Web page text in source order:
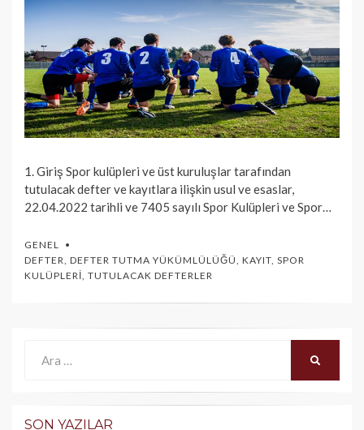
1. Giriş Spor kulüpleri ve üst kuruluşlar tarafından
tutulacak defter ve kayıtlara ilişkin usul ve esaslar,
22.04.2022 tarihli ve 7405 sayılı Spor Kulüpleri ve Spor…
GENEL
DEFTER, DEFTER TUTMA YÜKÜMLÜLÜĞÜ, KAYIT, SPOR
KULÜPLERI, TUTULACAK DEFTERLER
SON YAZILAR